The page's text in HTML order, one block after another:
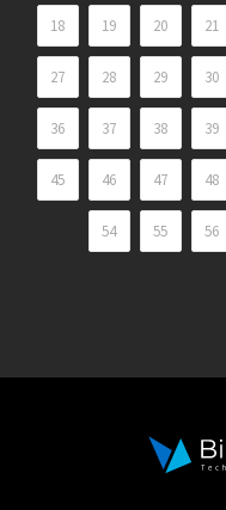
18 19 20 21
27 28 29 30
36 37 38 39
45 46 47 48
54 55 56